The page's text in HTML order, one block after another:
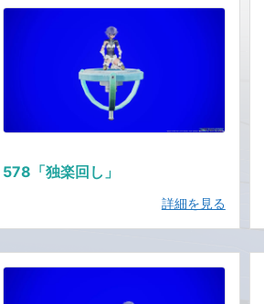
578「独楽回し」
詳細を見る